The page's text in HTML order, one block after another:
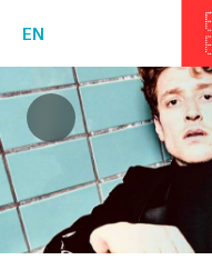
EN